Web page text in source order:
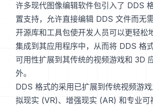
许多现代图像编辑软件包引入了 DDS
置支持，允许直接编辑 DDS 文件而无
开源库和工具包使开发人员可以更轻松
集成到其应用程序中，从而将 DDS 格
可用性扩展到其传统的视频游戏和 3D
外。
DDS 格式的采用已扩展到传统视频游
拟现实 (VR)、增强现实 (AR) 和专业可